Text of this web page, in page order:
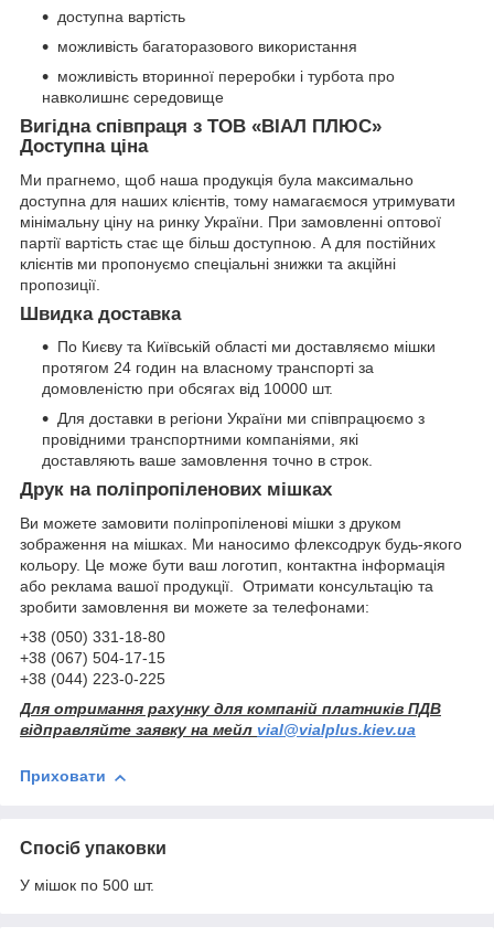
доступна вартість
можливість багаторазового використання
можливість вторинної переробки і турбота про
навколишнє середовище
Вигідна співпраця з ТОВ «ВІАЛ ПЛЮС»
Доступна ціна
Ми прагнемо, щоб наша продукція була максимально
доступна для наших клієнтів, тому намагаємося утримувати
мінімальну ціну на ринку України. При замовленні оптової
партії вартість стає ще більш доступною. А для постійних
клієнтів ми пропонуємо спеціальні знижки та акційні
пропозиції.
Швидка доставка
По Києву та Київській області ми доставляємо мішки
протягом 24 годин на власному транспорті за
домовленістю при обсягах від 10000 шт.
Для доставки в регіони України ми співпрацюємо з
провідними транспортними компаніями, які
доставляють ваше замовлення точно в строк.
Друк на поліпропіленових мішках
Ви можете замовити поліпропіленові мішки з друком
зображення на мішках. Ми наносимо флексодрук будь-якого
кольору. Це може бути ваш логотип, контактна інформація
або реклама вашої продукції. Отримати консультацію та
зробити замовлення ви можете за телефонами:
+38 (050) 331-18-80
+38 (067) 504-17-15
+38 (044) 223-0-225
Для отримання рахунку для компаній платників ПДВ
відправляйте заявку на мейл vial@vialplus.kiev.ua
Приховати
Спосіб упаковки
У мішок по 500 шт.